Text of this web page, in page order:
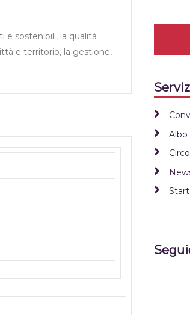
e sostenibili, la qualità
e territorio, la gestione,
Albo